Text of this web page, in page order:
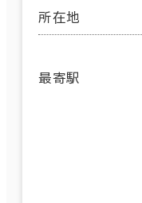
所在地
最寄駅